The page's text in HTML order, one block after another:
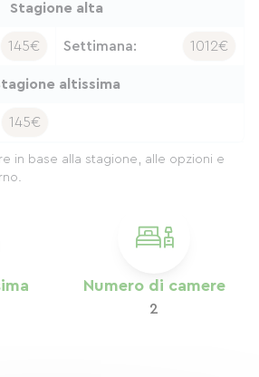
Numero di camere
2
Stagione alta
145€ Settimana: 1012€
altissima
145€
in base alla stagione, alle opzioni e